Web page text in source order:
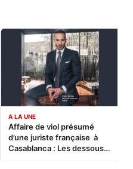
A LA UNE
Affaire de viol présumé
d’une juriste française à
Casablanca : Les dessous